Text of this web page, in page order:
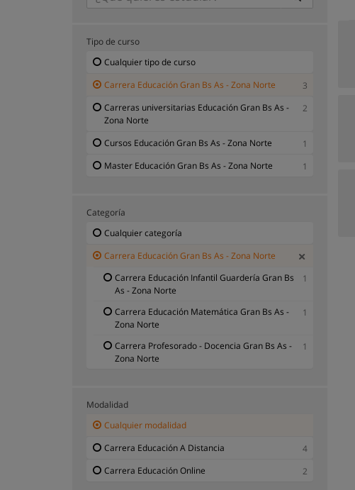
Tipo de curso
Cualquier tipo de curso
Carrera Educación Gran Bs As - Zona Norte
3
Carreras universitarias Educación Gran Bs As -
Zona Norte
2
Cursos Educación Gran Bs As - Zona Norte
1
Master Educación Gran Bs As - Zona Norte
1
Categoría
Cualquier categoría
Carrera Educación Gran Bs As - Zona Norte
Carrera Educación Infantil Guardería Gran Bs
As - Zona Norte
1
Carrera Educación Matemática Gran Bs As -
Zona Norte
1
Carrera Profesorado - Docencia Gran Bs As -
Zona Norte
1
Modalidad
Cualquier modalidad
Carrera Educación A Distancia
4
Carrera Educación Online
2